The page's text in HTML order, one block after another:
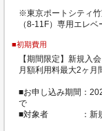
※東京ポートシティ竹
（8-11F）専用エレ
■初期費用
【期間限定】新規入
月額利用料最大2ヶ月
■お申し込み期間：
で
■対象者 ：新規